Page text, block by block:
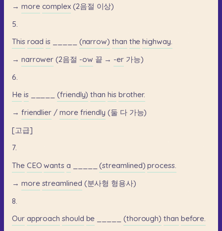
→ more complex (2음절 이상)
5.
This road is (narrow) than the highway.
→ narrower (2음절 -ow 끝 → -er 가능)
6.
He is (friendly) than his brother.
→ friendlier / more friendly (둘 다 가능)
[고급]
7.
The CEO wants a (streamlined) process.
→ more streamlined (분사형 형용사)
8.
Our approach should be (thorough) than before.